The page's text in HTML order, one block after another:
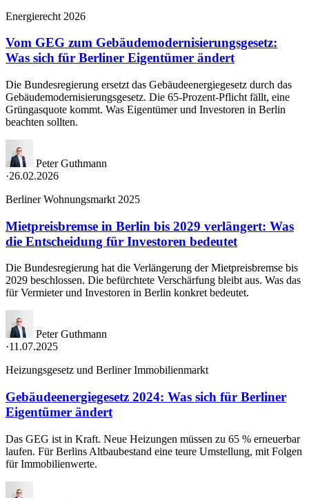
Energierecht 2026
Vom GEG zum Gebäudemodernisierungsgesetz:
Was sich für Berliner Eigentümer ändert
Die Bundesregierung ersetzt das Gebäudeenergiegesetz durch das
Gebäudemodernisierungsgesetz. Die 65-Prozent-Pflicht fällt, eine
Grüngasquote kommt. Was Eigentümer und Investoren in Berlin
beachten sollten.
Peter Guthmann
·26.02.2026
Berliner Wohnungsmarkt 2025
Mietpreisbremse in Berlin bis 2029 verlängert: Was
die Entscheidung für Investoren bedeutet
Die Bundesregierung hat die Verlängerung der Mietpreisbremse bis
2029 beschlossen. Die befürchtete Verschärfung bleibt aus. Was das
für Vermieter und Investoren in Berlin konkret bedeutet.
Peter Guthmann
·11.07.2025
Heizungsgesetz und Berliner Immobilienmarkt
Gebäudeenergiegesetz 2024: Was sich für Berliner
Eigentümer ändert
Das GEG ist in Kraft. Neue Heizungen müssen zu 65 % erneuerbar
laufen. Für Berlins Altbaubestand eine teure Umstellung, mit Folgen
für Immobilienwerte.